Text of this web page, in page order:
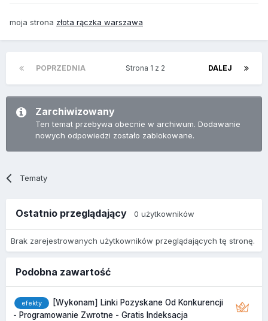
moja strona złota rączka warszawa
POPRZEDNIA DALEJ
Strona 1 z 2
Zarchiwizowany
Ten temat przebywa obecnie w archiwum. Dodawanie
nowych odpowiedzi zostało zablokowane.
Tematy
Ostatnio przeglądający 0 użytkowników
Brak zarejestrowanych użytkowników przeglądających tę stronę.
Podobna zawartość
efekty
[Wykonam] Linki Pozyskane Od Konkurencji
- Programowanie Zwrotne - Gratis Indeksacja